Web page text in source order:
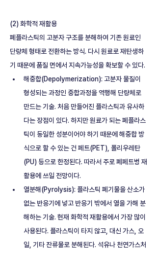
(2) 화학적 재활용
폐플라스틱의 고분자 구조를 분해하여 기존 원료인
단량체 형태로 전환하는 방식. 다시 원료로 재탄생하
기 때문에 품질 면에서 지속가능성을 확보할 수 있다.
해중합(Depolymerization): 고분자 물질이
형성되는 과정인 중합과정을 역행해 단량체로
만드는 기술. 처음 만들어진 플라스틱과 유사하
다는 장점이 있다. 하지만 원료가 되는 폐플라스
틱이 동일한 성분이어야 하기 때문에 해중합 방
식으로 할 수 있는 건 페트(PET), 폴리우레탄
(PU) 등으로 한정된다. 따라서 주로 폐페트병 재
활용에 쓰일 전망이다.
열분해(Pyrolysis): 플라스틱 폐기물을 산소가
없는 반응기에 넣고 반응기 밖에서 열을 가해 분
해하는 기술. 현재 화학적 재활용에서 가장 많이
사용된다. 플라스틱이 타지 않고, 대신 가스, 오
일, 기타 잔류물로 분해된다. 석유나 천연가스처